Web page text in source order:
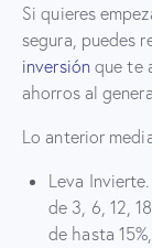
Si quieres
segura, puedes
inversiónque te
ahorros al
Lo anterior
Leva
de 3, 6, 12,
de hasta